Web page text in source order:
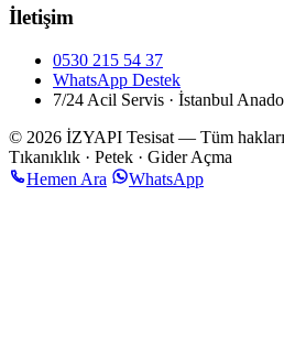
İletişim
0530 215 54 37
WhatsApp Destek
7/24 Acil Servis · İstanbul
© 2026 İZYAPI Tesisat — Tüm hakları
Tıkanıklık · Petek · Gider Açma
Hemen Ara
WhatsApp